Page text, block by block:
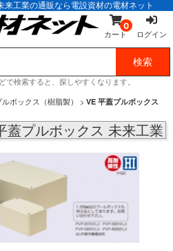
工業の通販なら電設資材の電材ネット
0
カート ログイン
で検索すると、探しやすくなります。
ルボックス（樹脂製） > VE 平蓋プルボックス
蓋プルボックス 未来工業